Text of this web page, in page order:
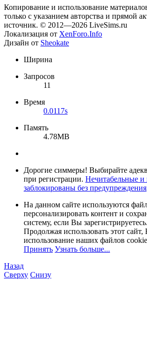
Копирование и использование
только с указанием авторства и прямой
источник. © 2012—2026 LiveSims.ru
Локализация от XenForo.Info
Дизайн от Sheokate
Ширина
Запросов
11
Время
0.0117s
Память
4.78MB
Дорогие симмеры! Выбирайте
при регистрации. Нечитабельные и
заблокированы без предупреждения
На данном сайте используются
персонализировать контент и
систему, если Вы зарегистрируетесь.
Продолжая использовать этот сайт,
использование наших файлов
Принять Узнать больше...
Назад
Сверху Снизу